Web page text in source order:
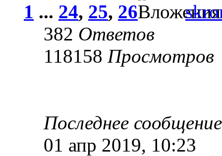
1 ... 24, 25, 26
382 Ответов
118158 Просмотров
Последнее
01 апр 2019, 10:23